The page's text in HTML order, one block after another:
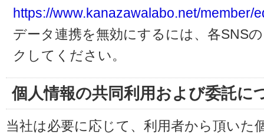
https://www.kanazawalabo.net/member/
データ連携を無効にするには、各SNS
クしてください。
個人情報の共同利用および委託に
当社は必要に応じて、利用者から頂いた